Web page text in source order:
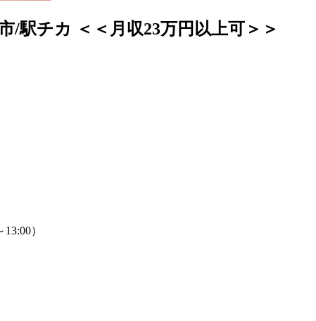
/駅チカ ＜＜月収23万円以上可＞＞
）